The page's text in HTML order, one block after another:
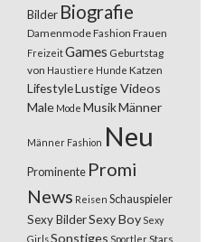
Bilder Biografie
DamenmodeFashion Frauen
FreizeitGames Geburtstag
von Haustiere Hunde Katzen
LifestyleLustige Videos
Male Mode MusikMänner
Männer Fashion Neu
Prominente Promi
News Reisen Schauspieler
Sexy BilderSexy Boy Sexy
GirlsSonstiges SportlerStars